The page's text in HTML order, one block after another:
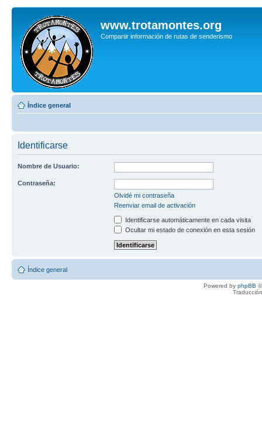
www.trotamontes.org
Compartir información de rutas de senderismo
Índice general
Identificarse
Nombre de Usuario:
Contraseña:
Olvidé mi contraseña
Reenviar email de activación
Identificarse automáticamente en cada visita
Ocultar mi estado de conexión en esta sesión
Índice general
Powered by phpBB